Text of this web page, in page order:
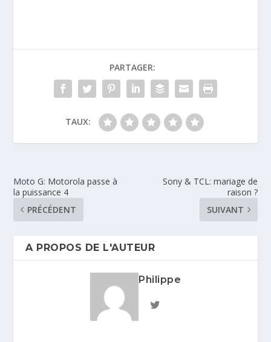
PARTAGER:
TAUX:
Moto G: Motorola passe à
la puissance 4
PRÉCÉDENT
Sony & TCL: mariage de
raison ?
SUIVANT
A PROPOS DE L'AUTEUR
Philippe